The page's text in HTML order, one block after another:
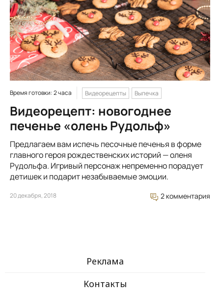
Время готовки: 2 часа Видеорецепты Выпечка
Видеорецепт: новогоднее
печенье «олень Рудольф»
Предлагаем вам испечь песочные печенья в форме
главного героя рождественских историй — оленя
Рудольфа. Игривый персонаж непременно порадует
детишек и подарит незабываемые эмоции.
20 декабря, 2018 2 комментария
Реклама
Контакты